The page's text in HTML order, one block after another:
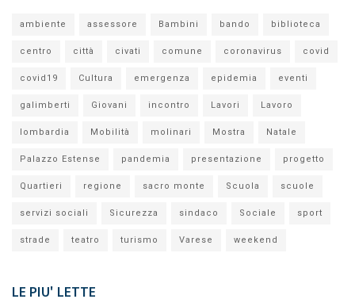
ambiente assessore Bambini bando biblioteca
centro città civati comune coronavirus covid
covid19 Cultura emergenza epidemia eventi
galimberti Giovani incontro Lavori Lavoro
lombardia Mobilità molinari Mostra Natale
Palazzo Estense pandemia presentazione progetto
Quartieri regione sacro monte Scuola scuole
servizi sociali Sicurezza sindaco Sociale sport
strade teatro turismo Varese weekend
LE PIU' LETTE